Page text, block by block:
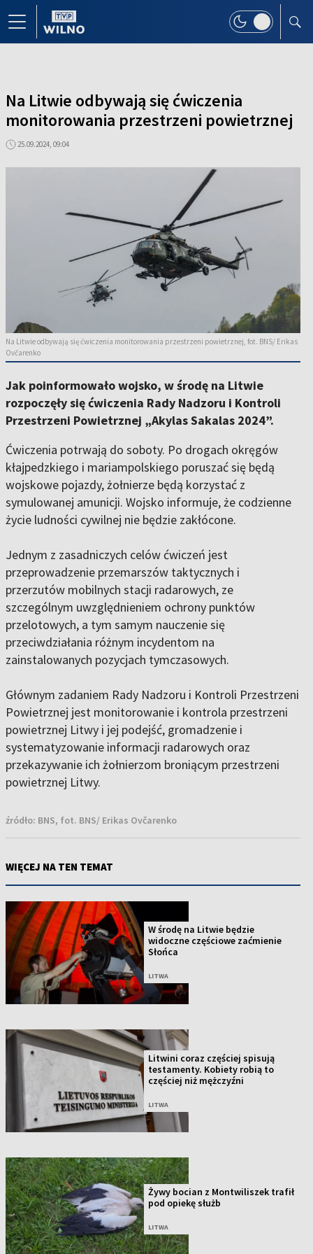
Na Litwie odbywają się ćwiczenia
monitorowania przestrzeni powietrznej
25.09.2024, 09:04
Na Litwie odbywają się ćwiczenia monitorowania przestrzeni powietrznej, fot. BNS/ Erikas
Ovčarenko
Jak poinformowało wojsko, w środę na Litwie
rozpoczęły się ćwiczenia Rady Nadzoru i Kontroli
Przestrzeni Powietrznej „Akylas Sakalas 2024”.
Ćwiczenia potrwają do soboty. Po drogach okręgów
kłajpedzkiego i mariampolskiego poruszać się będą
wojskowe pojazdy, żołnierze będą korzystać z
symulowanej amunicji. Wojsko informuje, że codzienne
życie ludności cywilnej nie będzie zakłócone.
Jednym z zasadniczych celów ćwiczeń jest
przeprowadzenie przemarszów taktycznych i
przerzutów mobilnych stacji radarowych, ze
szczególnym uwzględnieniem ochrony punktów
przelotowych, a tym samym nauczenie się
przeciwdziałania różnym incydentom na
zainstalowanych pozycjach tymczasowych.
Głównym zadaniem Rady Nadzoru i Kontroli Przestrzeni
Powietrznej jest monitorowanie i kontrola przestrzeni
powietrznej Litwy i jej podejść, gromadzenie i
systematyzowanie informacji radarowych oraz
przekazywanie ich żołnierzom broniącym przestrzeni
powietrznej Litwy.
źródło: BNS, fot. BNS/ Erikas Ovčarenko
WIĘCEJ NA TEN TEMAT
W środę na Litwie będzie
widoczne częściowe zaćmienie
Słońca
LITWA
Litwini coraz częściej spisują
testamenty. Kobiety robią to
częściej niż mężczyźni
LITWA
Żywy bocian z Montwiliszek trafił
pod opiekę służb
LITWA